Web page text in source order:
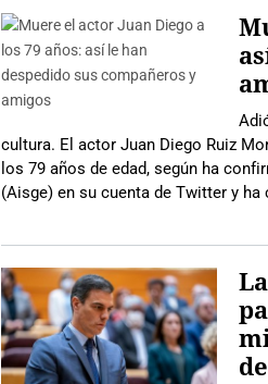
cultura. El actor Juan Diego Ruiz
los 79 años de edad, según ha
(Aisge) en su cuenta de Twitter y